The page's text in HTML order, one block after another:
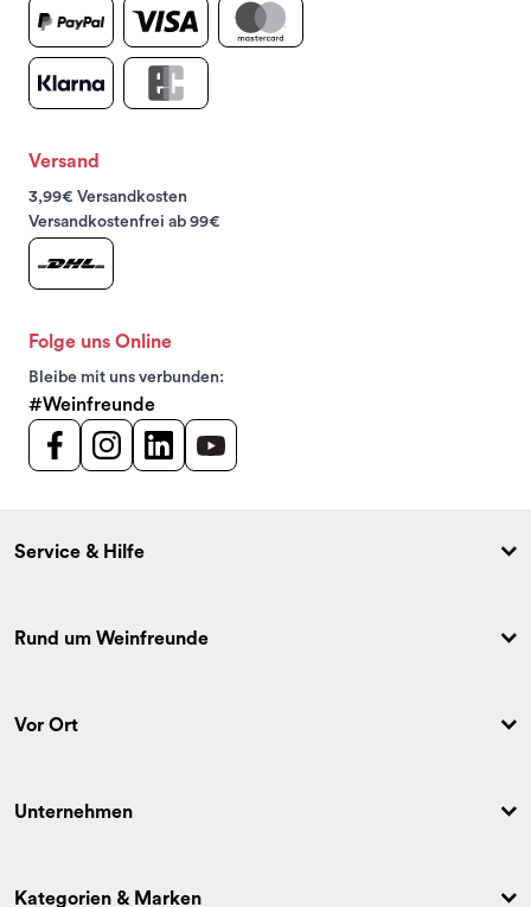
Versand
3,99€ Versandkosten
Versandkostenfrei ab 99€
Folge uns Online
Bleibe mit uns verbunden:
#Weinfreunde
Service & Hilfe
Rund um Weinfreunde
Vor Ort
Unternehmen
Kategorien & Marken